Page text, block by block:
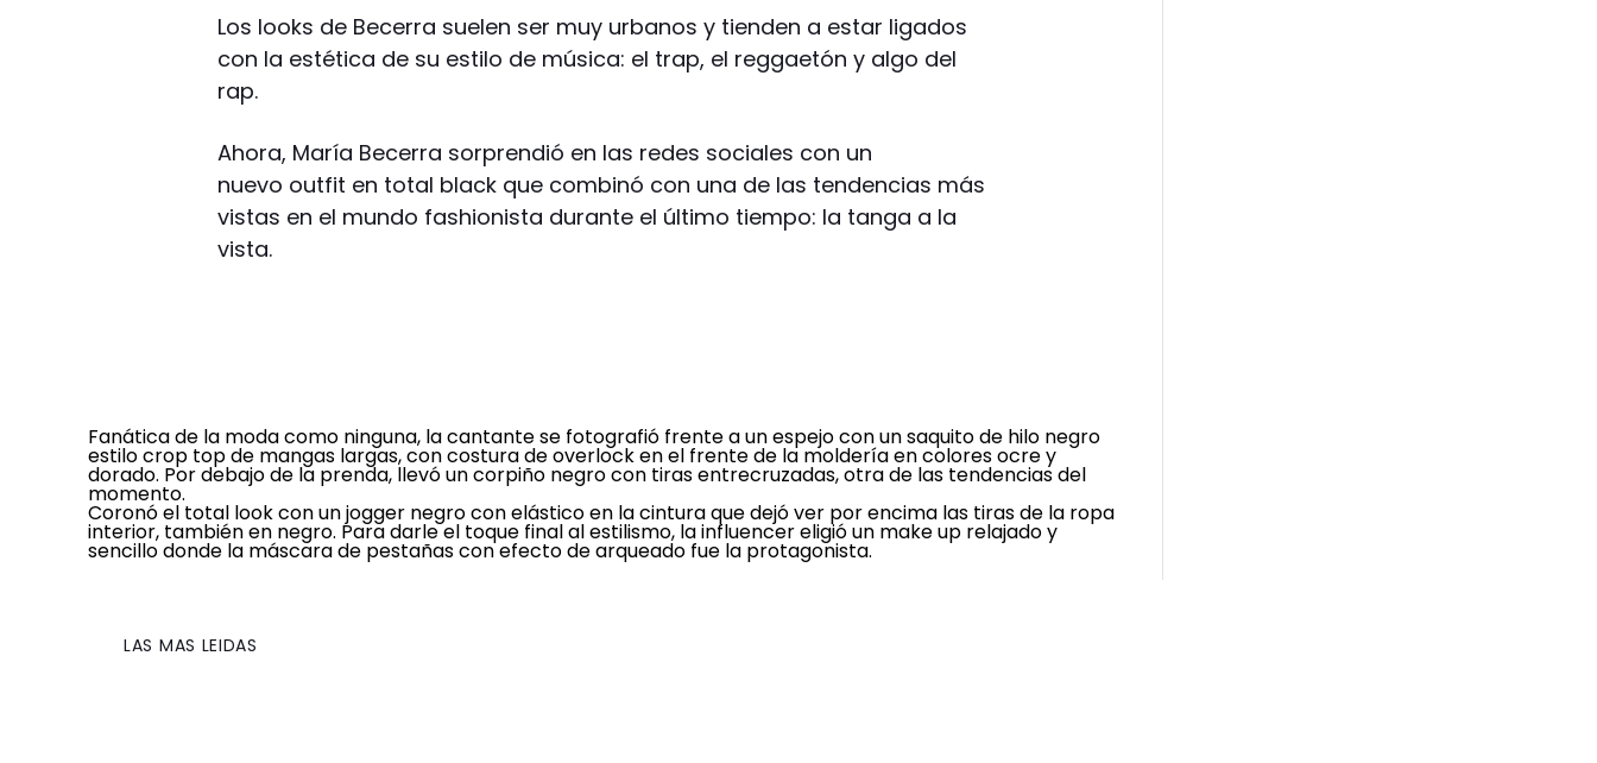
Los looks de Becerra suelen ser muy urbanos y tienden a estar ligados
con la estética de su estilo de música: el trap, el reggaetón y algo del
rap.
Ahora, María Becerra sorprendió en las redes sociales con un
nuevo outfit en total black que combinó con una de las tendencias más
vistas en el mundo fashionista durante el último tiempo: la tanga a la
vista.
Fanática de la moda como ninguna, la cantante se fotografió frente a un espejo con un saquito de hilo negro
estilo crop top de mangas largas, con costura de overlock en el frente de la moldería en colores ocre y
dorado. Por debajo de la prenda, llevó un corpiño negro con tiras entrecruzadas, otra de las tendencias del
momento.
Coronó el total look con un jogger negro con elástico en la cintura que dejó ver por encima las tiras de la ropa
interior, también en negro. Para darle el toque final al estilismo, la influencer eligió un make up relajado y
sencillo donde la máscara de pestañas con efecto de arqueado fue la protagonista.
LAS MAS LEIDAS